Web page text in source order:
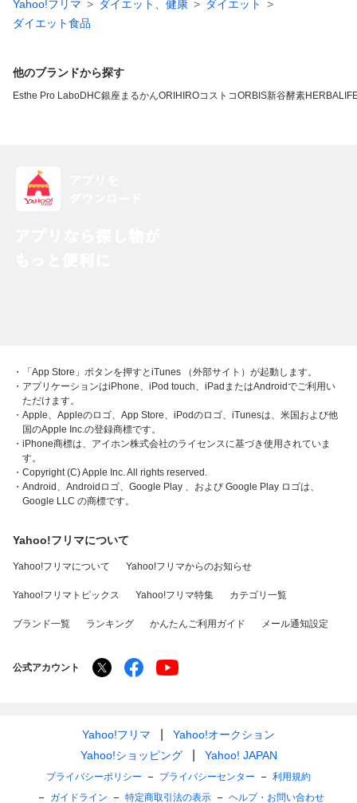
Yahoo!フリマ ダイエット、健康
ダイエット
ダイエット食品
他のブランドから探す
Esthe Pro LaboDHC銀座まるかんORIHIROコストコORBIS新谷酵素
・「App Store」ボタンを押すとiTunes （外部サイト）が起動します。
・アプリケーションはiPhone、iPod touch、iPadまたはAndroidでご利用い
ただけます。
・Apple、Appleのロゴ、App Store、iPodのロゴ、iTunesは、米国および他
国のApple Inc.の登録商標です。
・iPhone商標は、アイホン株式会社のライセンスに基づき使用されていま
す。
・Copyright (C) Apple Inc. All rights reserved.
・Android、Androidロゴ、Google Play 、および Google Play ロゴは、
Google LLC の商標です。
Yahoo!フリマについて
Yahoo!フリマについて Yahoo!フリマからのお知らせ
Yahoo!フリマトピックス Yahoo!フリマ特集 カテゴリ一覧
ブランド一覧 ランキング かんたんご利用ガイド メール通知設定
公式アカウント
Yahoo!フリマ
Yahoo!オークション
Yahoo!ショッピング
Yahoo! JAPAN
プライバシーポリシー プライバシーセンター
利用規約
ガイドライン
特定商取引法の表示 ヘルプ・お問い合わせ